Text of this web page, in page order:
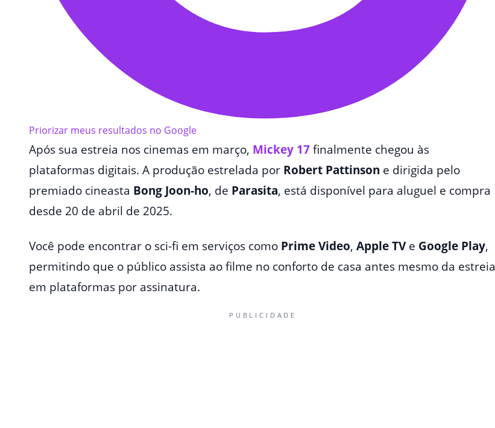
Priorizar meus resultados no Google
Após sua estreia nos cinemas em março, Mickey 17finalmente chegou às
plataformas digitais. A produção estrelada por Robert Pattinson e dirigida pelo
premiado cineasta Bong Joon-ho, de Parasita, está disponível para aluguel e compra
desde 20 de abril de 2025.
Você pode encontrar o sci-fi em serviços como Prime Video, Apple TVe Google Play,
permitindo que o público assista ao filme no conforto de casa antes mesmo da estreia
em plataformas por assinatura.
PUBLICIDADE